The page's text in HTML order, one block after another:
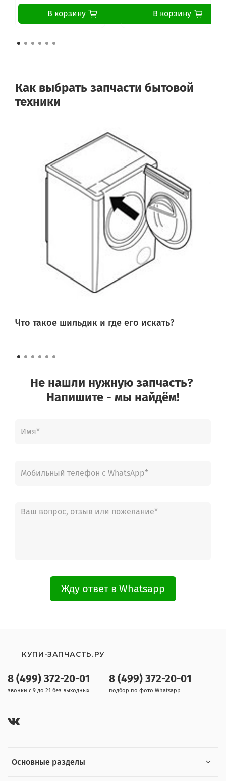
В корзину В корзину
Как выбрать запчасти бытовой
техники
Что такое шильдик и где его искать?
Не нашли нужную запчасть?
Напишите - мы найдём!
Жду ответ в Whatsapp
Основные разделы
8 (499) 372-20-01
звонки с 9 до 21 без выходных
8 (499) 372-20-01
подбор по фото Whatsapp
КУПИ-ЗАПЧАСТЬ.РУ